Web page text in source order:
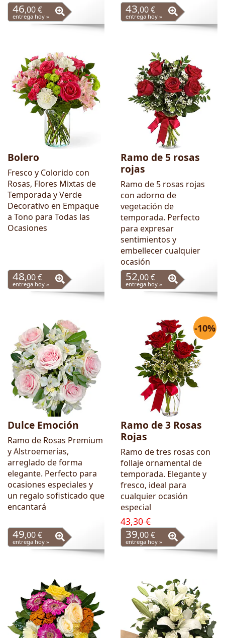
46,00 €
entrega hoy »
43,00 €
entrega hoy »
Bolero
Fresco y Colorido con
Rosas, Flores Mixtas de
Temporada y Verde
Decorativo en Empaque
a Tono para Todas las
Ocasiones
48,00 €
entrega hoy »
Ramo de 5 rosas
rojas
Ramo de 5 rosas rojas
con adorno de
vegetación de
temporada. Perfecto
para expresar
sentimientos y
embellecer cualquier
ocasión
52,00 €
entrega hoy »
Dulce Emoción
Ramo de Rosas Premium
y Alstroemerias,
arreglado de forma
elegante. Perfecto para
ocasiones especiales y
un regalo sofisticado que
encantará
49,00 €
entrega hoy »
-10%
Ramo de 3 Rosas
Rojas
Ramo de tres rosas con
follaje ornamental de
temporada. Elegante y
fresco, ideal para
cualquier ocasión
especial
43,30 €
39,00 €
entrega hoy »